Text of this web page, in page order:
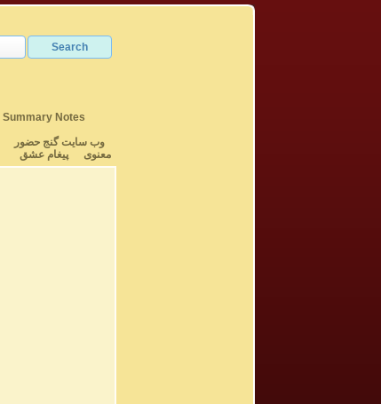
Summary Notes
وب سایت گنج حضور
معنوی
پیغام عشق